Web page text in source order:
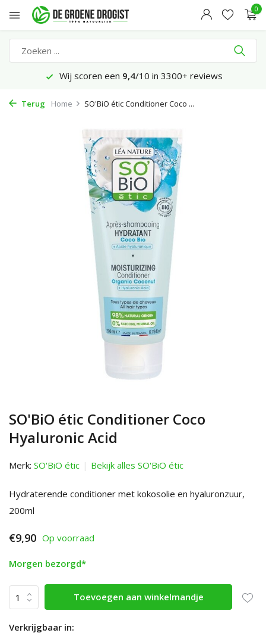
0
Wij scoren een 9,4/10 in 3300+ reviews
Terug Home SO'BiO étic Conditioner Coco ...
SO'BiO étic Conditioner Coco
Hyaluronic Acid
Merk: SO'BiO étic Bekijk alles SO'BiO étic
Hydraterende conditioner met kokosolie en hyaluronzuur,
200ml
€9,90 Op voorraad
Morgen bezorgd*
Toevoegen aan winkelmandje
Verkrijgbaar in: